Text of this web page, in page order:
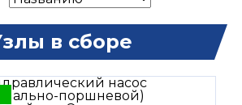
в сборе